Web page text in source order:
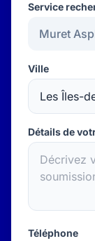
Service
Ville
Détails de
Téléphone